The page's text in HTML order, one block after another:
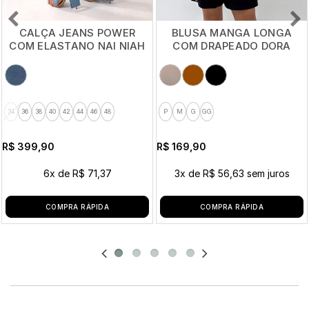
CALÇA JEANS POWER
COM ELASTANO NAI NIAH
34 36 38 40 42 44 46 48
R$ 399,90
6x de R$ 71,37
COMPRA RÁPIDA
BLUSA MANGA LONGA
COM DRAPEADO DORA
P M G GG
R$ 169,90
3x de R$ 56,63 sem juros
COMPRA RÁPIDA